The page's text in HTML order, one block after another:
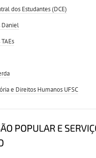
dos Estudantes (DCE)
Daniel
e Direitos Humanos UFSC
POPULAR E